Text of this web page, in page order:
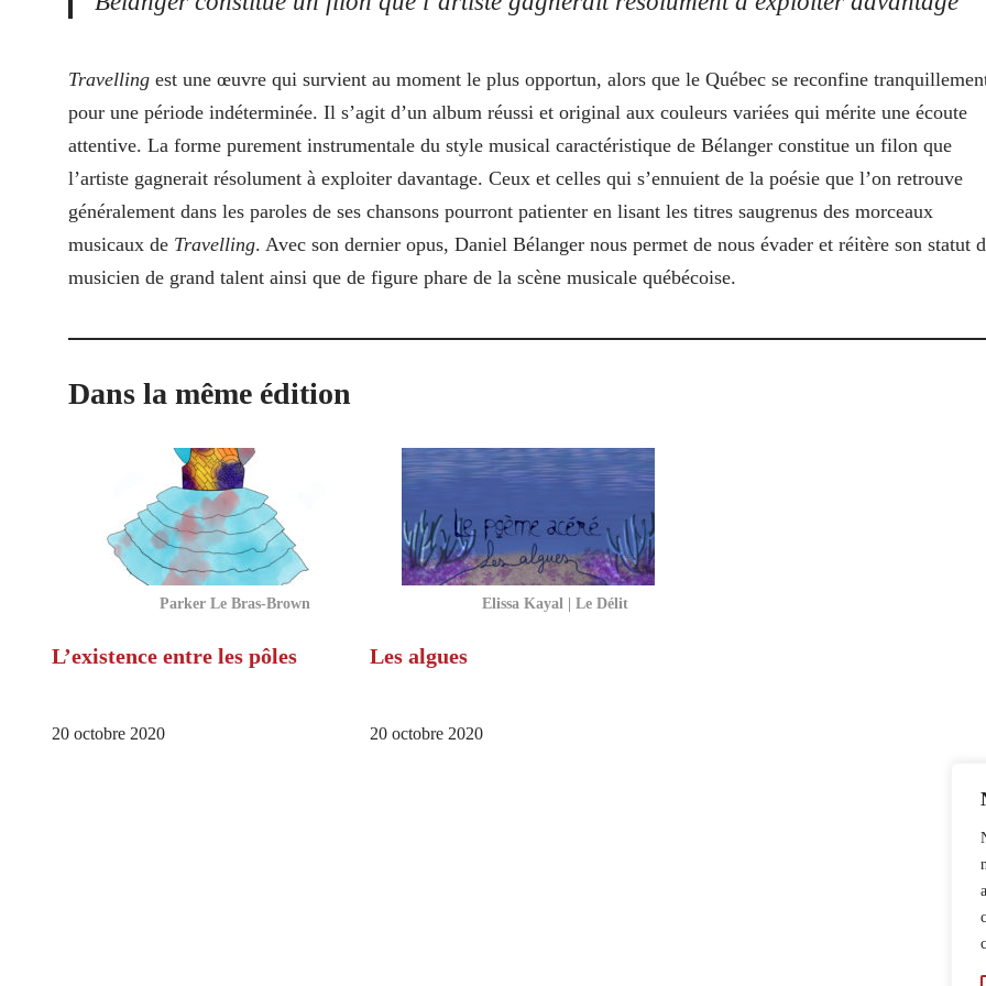
Travelling est une œuvre qui survient au moment le plus opportun, alors que le Québec se reconfine
pour une période indéterminée. Il s’agit d’un album réussi et original aux couleurs variées qui mérite une écoute
attentive. La forme purement instrumentale du style musical caractéristique de Bélanger constitue un filon que
l’artiste gagnerait résolument à exploiter davantage. Ceux et celles qui s’ennuient de la poésie que l’on retrouve
généralement dans les paroles de ses chansons pourront patienter en lisant les titres saugrenus des morceaux
musicaux de Travelling. Avec son dernier opus, Daniel Bélanger nous permet de nous évader et réitère son statut
musicien de grand talent ainsi que de figure phare de la scène musicale québécoise.
Dans la même édition
Parker Le Bras-Brown
L’existence entre les pôles
20 octobre 2020
Elissa Kayal | Le Délit
Les algues
20 octobre 2020